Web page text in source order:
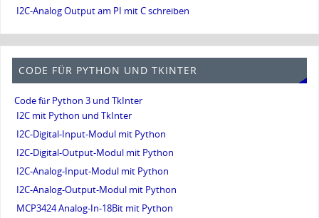
I2C-Analog Output am PI mit C schreiben
CODE FÜR PYTHON UND TKINTER
Code für Python 3 und TkInter
I2C mit Python und TkInter
I2C-Digital-Input-Modul mit Python
I2C-Digital-Output-Modul mit Python
I2C-Analog-Input-Modul mit Python
I2C-Analog-Output-Modul mit Python
MCP3424 Analog-In-18Bit mit Python